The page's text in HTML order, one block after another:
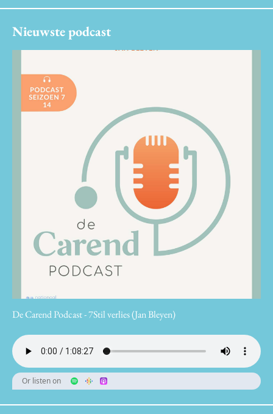
Nieuwste podcast
De Carend Podcast - 7Stil verlies (Jan Bleyen)
Or listen on